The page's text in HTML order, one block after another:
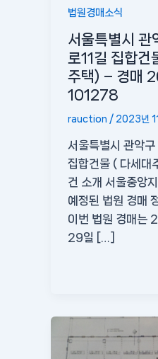
법원경매소식
서울특별시 관
로11길 집합건
주택) – 경매
101278
rauction / 2023년
서울특별시 관악구
집합건물 ( 다세대
건 소개 서울중앙
예정된 법원 경매
이번 법원 경매는
29일 […]